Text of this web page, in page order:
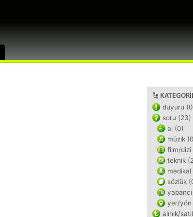
duyuru
soru (23)
ai (0)
müzik
film/dizi
teknik
medikal
sözlük
yer/yön
alınık/